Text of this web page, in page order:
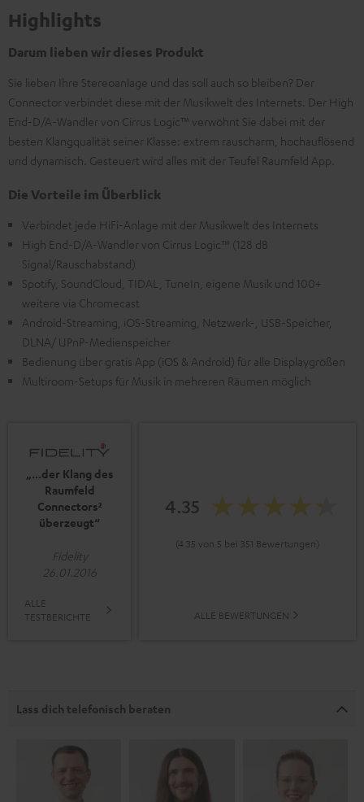
Highlights
Darum lieben wir dieses Produkt
Sie lieben Ihre Stereoanlage und das soll auch so bleiben? Der
Connector verbindet diese mit der Musikwelt des Internets. Der High
End-D/A-Wandler von Cirrus Logic™ verwöhnt Sie dabei mit der
besten Klangqualität seiner Klasse: extrem rauscharm, hochauflösend
und dynamisch. Gesteuert wird alles mit der Teufel Raumfeld App.
Die Vorteile im Überblick
Verbindet jede HiFi-Anlage mit der Musikwelt des Internets
High End-D/A-Wandler von Cirrus Logic™ (128 dB
Signal/Rauschabstand)
Spotify, SoundCloud, TIDAL, TuneIn, eigene Musik und 100+
weitere via Chromecast
Android-Streaming, iOS-Streaming, Netzwerk-, USB-Speicher,
DLNA/ UPnP-Medienspeicher
Bedienung über gratis App (iOS & Android) für alle Displaygrößen
Multiroom-Setups für Musik in mehreren Räumen möglich
„...der Klang des
Raumfeld
Connectors²
überzeugt“
Fidelity
26.01.2016
ALLE
TESTBERICHTE
4.35
(4.35 von 5 bei 351 Bewertungen)
ALLE BEWERTUNGEN
Lass dich telefonisch beraten